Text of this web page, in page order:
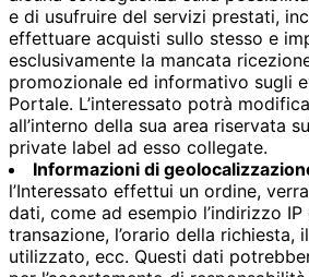
e di usufruire del servizi prestati,
effettuare acquisti sullo stesso e
esclusivamente la mancata
promozionale ed informativo sugli
Portale. L’interessato potrà
all’interno della sua area riservata
private label ad esso collegate.
Informazioni di
l’Interessato effettui un ordine,
dati, come ad esempio l’indirizzo
transazione, l’orario della richiesta,
utilizzato, ecc. Questi dati